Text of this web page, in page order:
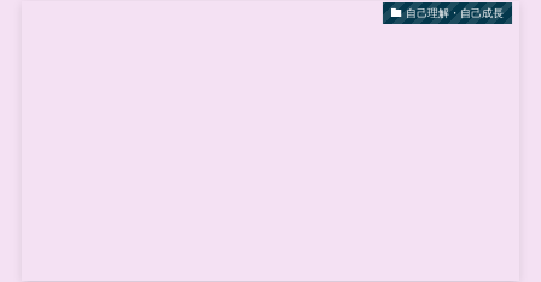
自己理解・自己成長